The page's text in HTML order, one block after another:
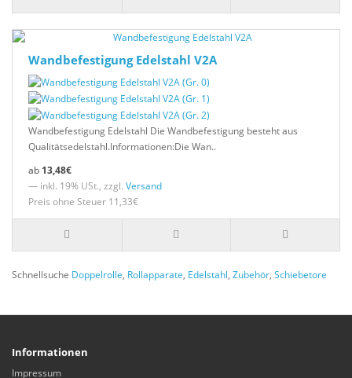
Wandbefestigung Edelstahl V2A
Wandbefestigung Edelstahl Die Wandbefestigung besteht aus
Qualitätsedelstahl.Informationen:Die Wan..
13,48€
— inkl. 19% USt., zzgl. Versand
Preis ohne Steuer 11,33€
Schnellsuche Doppelrolle, Rollapparate, Edelstahl, Zubehör, Schiebetore
Informationen
Impressum